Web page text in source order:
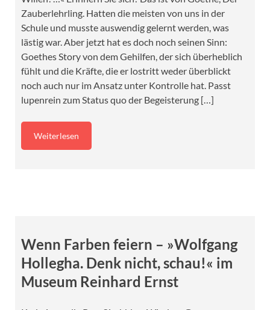
Zauberlehrling. Hatten die meisten von uns in der
Schule und musste auswendig gelernt werden, was
lästig war. Aber jetzt hat es doch noch seinen Sinn:
Goethes Story von dem Gehilfen, der sich überheblich
fühlt und die Kräfte, die er lostritt weder überblickt
noch auch nur im Ansatz unter Kontrolle hat. Passt
lupenrein zum Status quo der Begeisterung […]
Weiterlesen
Wenn Farben feiern – »Wolfgang
Hollegha. Denk nicht, schau!« im
Museum Reinhard Ernst